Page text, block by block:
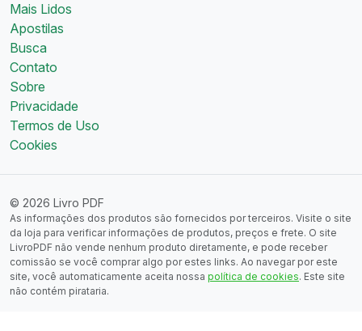
Mais Lidos
Apostilas
Busca
Contato
Sobre
Privacidade
Termos de Uso
Cookies
© 2026 Livro PDF
As informações dos produtos são fornecidos por terceiros. Visite o site
da loja para verificar informações de produtos, preços e frete. O site
LivroPDF não vende nenhum produto diretamente, e pode receber
comissão se você comprar algo por estes links. Ao navegar por este
site, você automaticamente aceita nossa política de cookies. Este site
não contém pirataria.